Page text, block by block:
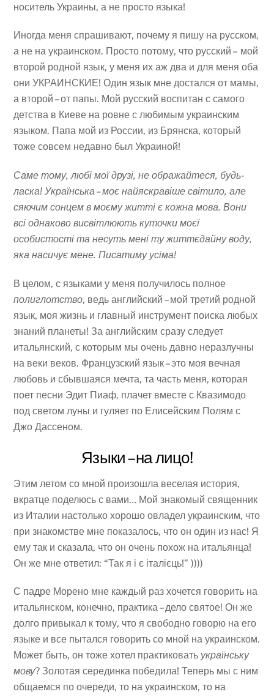
носитель Украины, а не просто языка!
Иногда меня спрашивают, почему я пишу на русском,
а не на украинском. Просто потому, что русский – мой
второй родной язык, у меня их аж два и для меня оба
они УКРАИНСКИЕ! Один язык мне достался от мамы,
а второй – от папы. Мой русский воспитан с самого
детства в Киеве на ровне с любимым украинским
языком. Папа мой из России, из Брянска, который
тоже совсем недавно был Украиной!
Саме тому, любі мої друзі, не ображайтеся, будь-
ласка! Українська – моє найяскравіше світило, але
сяючим сонцем в моєму житті є кожна мова. Вони
всі однаково висвітлюють куточки моєї
особистості та несуть мені ту життєдайну воду,
яка насичує мене. Писатиму усіма!
В целом, с языками у меня получилось полное
полиглотство, ведь английский – мой третий родной
язык, моя жизнь и главный инструмент поиска любых
знаний планеты! За английским сразу следует
итальянский, с которым мы очень давно неразлучны
на веки веков. Французский язык – это моя вечная
любовь и сбывшаяся мечта, та часть меня, которая
поет песни Эдит Пиаф, плачет вместе с Квазимодо
под светом луны и гуляет по Елисейским Полям с
Джо Дассеном.
Языки – на лицо!
Этим летом со мной произошла веселая история,
вкратце поделюсь с вами… Мой знакомый священник
из Италии настолько хорошо овладел украинским, что
при знакомстве мне показалось, что он один из нас! Я
ему так и сказала, что он очень похож на итальянца!
Он же мне ответил: “Так я і є італієць!” ))))
С падре Морено мне каждый раз хочется говорить на
итальянском, конечно, практика – дело святое! Он же
долго привыкал к тому, что я свободно говорю на его
языке и все пытался говорить со мной на украинском.
Может быть, он тоже хотел практиковать українську
мову? Золотая серединка победила! Теперь мы с ним
общаемся по очереди, то на украинском, то на